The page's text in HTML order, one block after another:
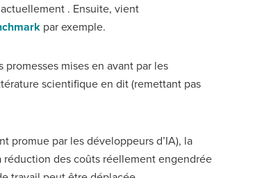
. Ensuite, vient
par exemple.
mises en avant par les
scientifique en dit (remettant pas
promue par les développeurs d’IA), la
des coûts réellement engendrée